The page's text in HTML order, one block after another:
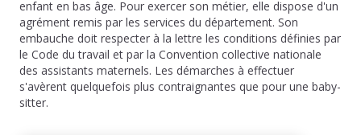
enfant en bas âge. Pour exercer son métier, elle dispose d'un
agrément remis par les services du département. Son
embauche doit respecter à la lettre les conditions définies par
le Code du travail et par la Convention collective nationale
des assistants maternels. Les démarches à effectuer
s'avèrent quelquefois plus contraignantes que pour une baby-
sitter.